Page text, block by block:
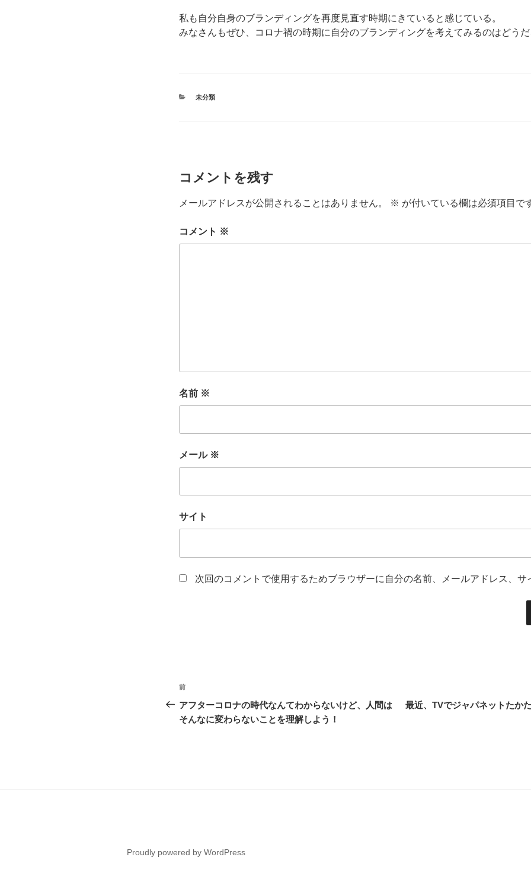
私も自分自身のブランディングを再度見直す時期にきていると感じている。
みなさんもぜひ、コロナ禍の時期に自分のブランディングを考えてみるのはどう
カ
未分類
コメントを残す
メールアドレスが公開されることはありません。 ※ が付いている欄は必須項目で
コメント ※
名前 ※
メール ※
サイト
次回のコメントで使用するためブラウザーに自分の名前、メールアドレス、サ
投
稿
ナ
ン
前
の
投
前
アフターコロナの時代なんてわからないけど、人間は
そんなに変わらないことを理解しよう！
最近、TVでジャパネットたか
Proudly powered by WordPress